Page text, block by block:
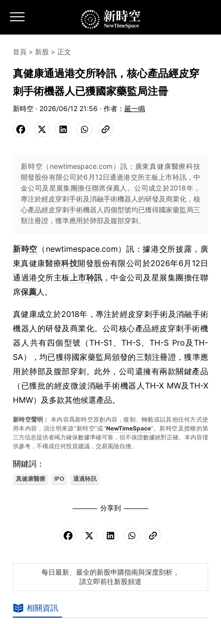
首頁 > 新股 > 正文
真健康通過港交所聆訊，核心產品經皮穿
刺手術機器人已獲國家藥監局注冊
新時空 · 2026/06/12 21:56 · 作者： 嚴一鳴
新時空（newtimespace.com）訊：廣東真健康醫療科技
開發股份有限公司於6月12日通過港交所主板上市聆訊，中
金公司及星展集團擔任聯席保薦人。公司成立於2018年，
專注於經皮穿刺手術及消融手術機器人的研發及商業化，核
心產品經皮穿刺手術機器人四個型號均已獲得國家藥監局三
類注冊證，獲準應用於肺部及腹部穿刺。
新時空 （newtimespace.com）訊：據港交所披露，廣
東真健康醫療科技開發股份有限公司於2026年6月12日
通過港交所主板上市聆訊 ，中金公司及星展集團擔任聯
席保薦人。
真健康成立於2018年，專注於經皮穿刺手術及消融手術
機器人的研發及商業化。公司核心產品經皮穿刺手術機
器人共有四個型號（TH-S1、TH-S、TH-S Pro及TH-
SA），均已獲得國家藥監局頒發的三類注冊證，獲準應
用於肺部及腹部穿刺。此外，公司還擁有兩款關鍵產品
（已獲批的經皮微波消融手術機器人TH-X MW及TH-X
HMW）及多款其他候選產品。
新時空聲明： 本內容爲新時空原創內容，復制、轉載或以其他任何方式使
用本內容，須注明來源“新時空”或“NewTimeSpace”。新時空及授權的第
三方信息提供者竭力確保數據準確可靠，但不保證數據絕對正確。本內容僅
供參考，不構成任何投資建議，交易風險自擔。
關鍵詞：
真健康醫療 IPO 通過聆訊
分享到
每日最新、最全的新股申購指南與深度剖析，
請立即前往新股頻道
相關資訊